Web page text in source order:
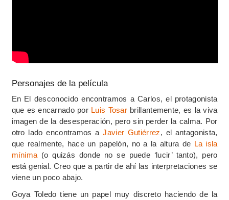
Personajes de la película
En El desconocido encontramos a Carlos, el protagonista
que es encarnado por Luis Tosar brillantemente, es la viva
imagen de la desesperación, pero sin perder la calma. Por
otro lado encontramos aJavier Gutiérrez, el antagonista,
que realmente, hace un papelón, no a la altura de La isla
mínima (o quizás donde no se puede ‘lucir’ tanto), pero
está genial. Creo que a partir de ahí las interpretaciones se
viene un poco abajo.
Goya Toledo tiene un papel muy discreto haciendo de la